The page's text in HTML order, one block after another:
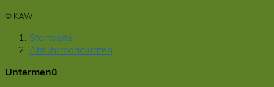
© KAW
Startseite
Abfuhrmodalitäten
Untermenü